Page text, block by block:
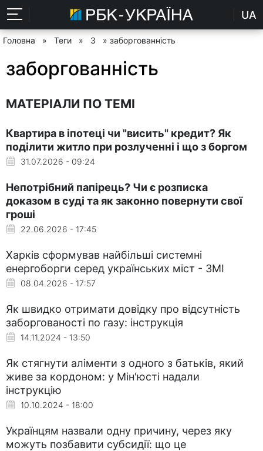
UA
Головна » Теги » З » заборгованність
заборгованність
МАТЕРІАЛИ ПО ТЕМІ
Квартира в іпотеці чи "висить" кредит? Як
поділити житло при розлученні і що з боргом
31.07.2026 - 09:24
Непотрібний папірець? Чи є розписка
доказом в суді та як законно повернути свої
гроші
22.06.2026 - 17:45
Харків сформував найбільші системні
енергоборги серед українських міст - ЗМІ
08.04.2026 - 17:57
Як швидко отримати довідку про відсутність
заборгованості по газу: інструкція
14.11.2024 - 13:50
Як стягнути аліменти з одного з батьків, який
живе за кордоном: у Мін'юсті надали
інструкцію
10.10.2024 - 18:00
Українцям назвали одну причину, через яку
можуть позбавити субсидії: що це